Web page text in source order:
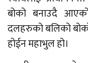
बोको बनाउदै
दलहरुको बलिको
होईन महाभुल हो।